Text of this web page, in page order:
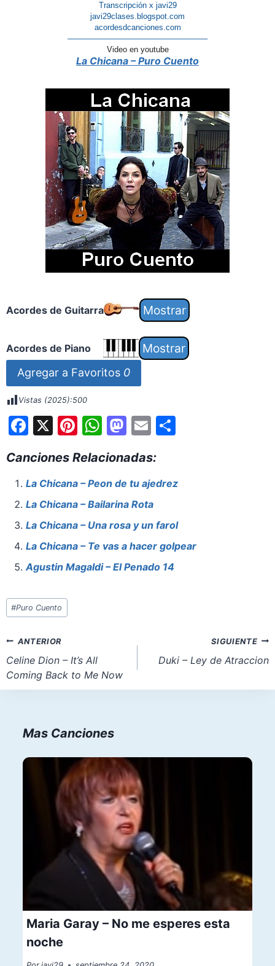
Transcripción x javi29
javi29clases.blogspot.com
acordesdcanciones.com
—————————————————–
Video en youtube
La Chicana – Puro Cuento
Acordes de Guitarra
Acordes de Piano
Agregar a Favoritos 0
Vistas (2025):500
F
c
e
b
o
o
k
X Pi
er
e
st
W
at
s
A
p
p
M
st
o
d
o
n
E
ai
l
S
e
Canciones Relacionadas:
La Chicana – Peon de tu ajedrez
La Chicana – Bailarina Rota
La Chicana – Una rosa y un farol
La Chicana – Te vas a hacer golpear
Agustin Magaldi – El Penado 14
Etiquetas
de
entrada:
#Puro Cuento
Navegación
de
entradas
ANTERIOR
Celine Dion – It’s All
Coming Back to Me Now
SIGUIENTE
Duki – Ley de Atraccion
Mas Canciones
Maria Garay – No me esperes esta
noche